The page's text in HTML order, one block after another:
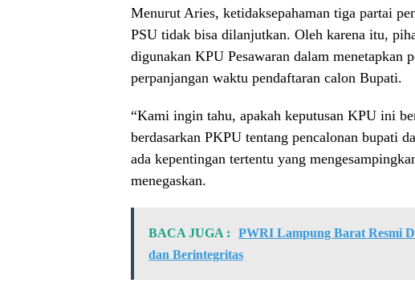
Menurut Aries, ketidaksepahaman tiga partai
PSU tidak bisa dilanjutkan. Oleh karena itu,
digunakan KPU Pesawaran dalam menetapkan
perpanjangan waktu pendaftaran calon Bupati.
“Kami ingin tahu, apakah keputusan KPU ini
berdasarkan PKPU tentang pencalonan bupati
ada kepentingan tertentu yang
menegaskan.
BACA JUGA :
PWRI Lampung Barat Resmi
dan Berintegritas